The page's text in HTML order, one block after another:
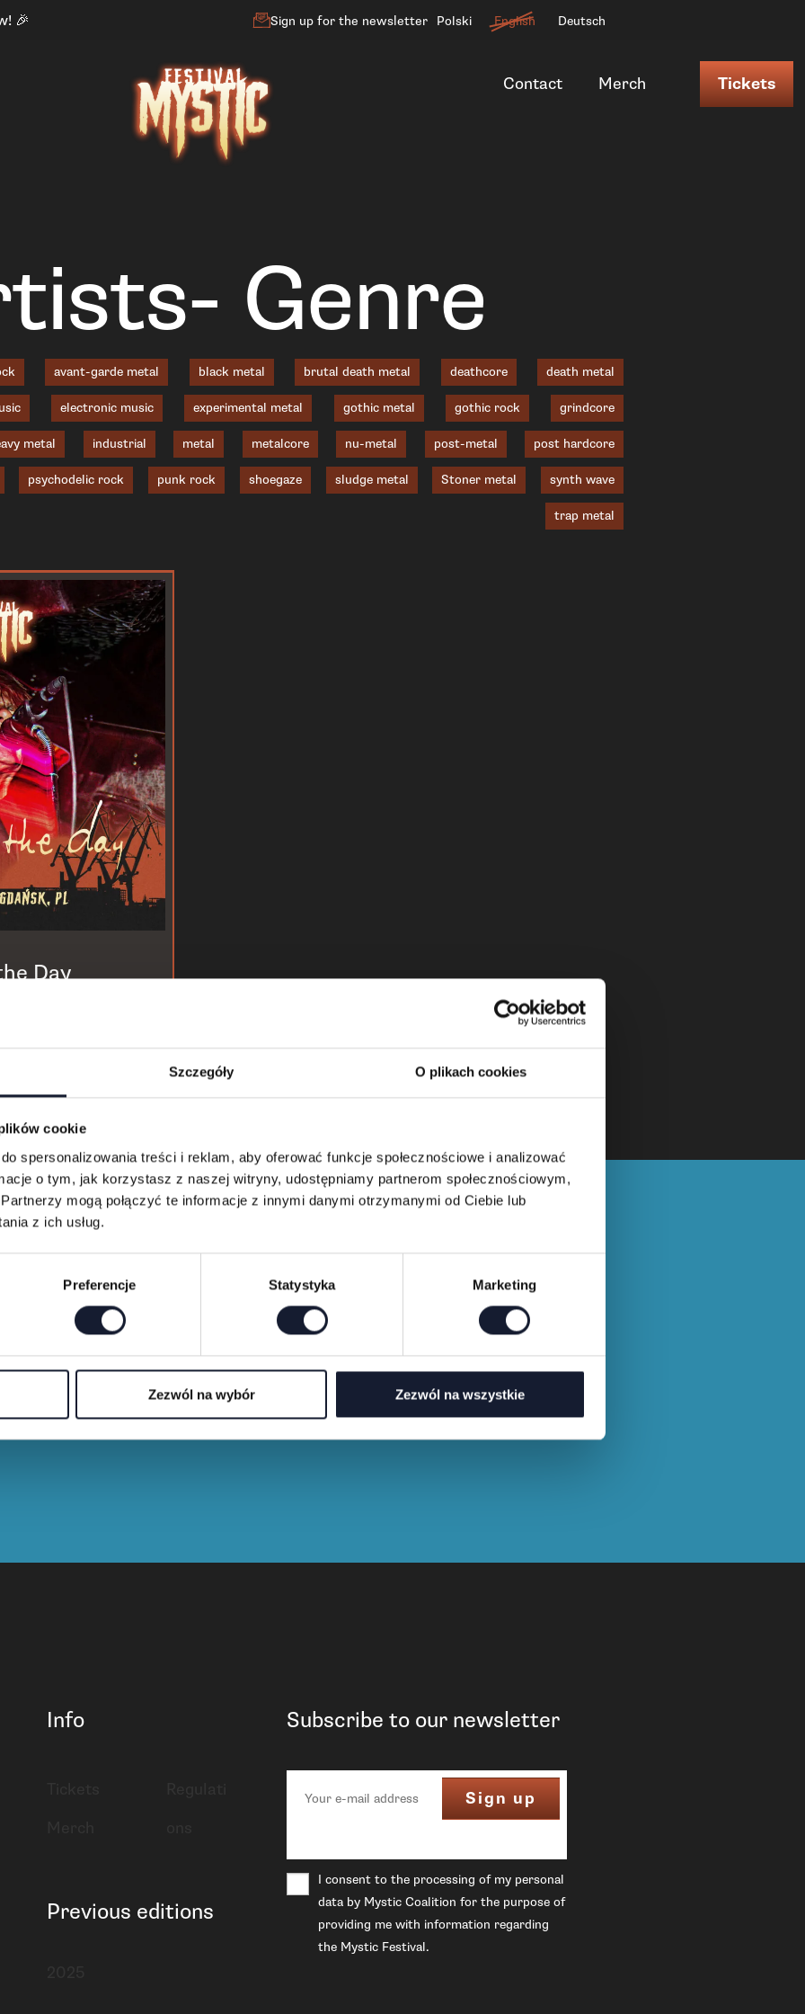
Szczegóły O plikach cookies
cookie
spersonalizowania treści i reklam, aby oferować funkcje społecznościowe i analizować
o tym, jak korzystasz z naszej witryny, udostępniamy partnerom społecznościowym,
mogą połączyć te informacje z innymi danymi otrzymanymi od Ciebie lub
z ich usług.
Preferencje Statystyka Marketing
Zezwól na wybór Zezwól na wszystkie
🎉 Sign up for the newsletter Polski English Deutsch
Contact Merch Tickets
Genre
avant-garde metal black metal brutal death metal deathcore death metal
electronic music experimental metal gothic metal gothic rock grindcore
metal industrial metal metalcore nu-metal post-metal post hardcore
psychodelic rock punk rock shoegaze sludge metal Stoner metal synth wave
trap metal
Day
Merch shop
Buy festival T-shirts and merchandise
Info
Previous editions
Subscribe to our newsletter
I consent to the processing of my personal
data by Mystic Coalition for the purpose of
providing me with information regarding
the Mystic Festival.